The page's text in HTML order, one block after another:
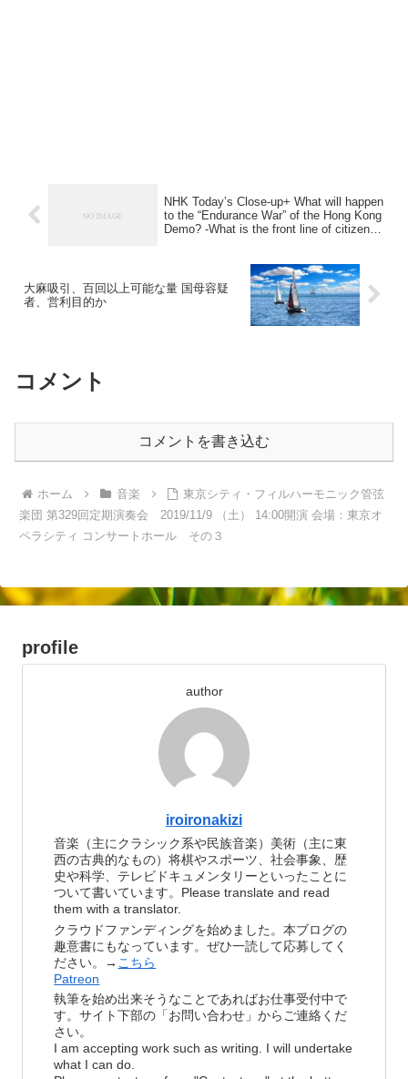
NHK Today’s Close-up+ What will happen
to the “Endurance War” of the Hong Kong
Demo? -What is the front line of citizens
大麻吸引、百回以上可能な量 国母容疑
者、営利目的か
コメント
コメントを書き込む
ホーム 音楽
東京シティ・フィルハーモニック管弦
楽団 第329回定期演奏会 2019/11/9 （土） 14:00開演 会場：東京オ
ペラシティ コンサートホール その３
profile
author
iroironakizi
音楽（主にクラシック系や民族音楽）美術（主に東
西の古典的なもの）将棋やスポーツ、社会事象、歴
史や科学、テレビドキュメンタリーといったことに
ついて書いています。Please translate and read
them with a translator.
クラウドファンディングを始めました。本ブログの
趣意書にもなっています。ぜひ一読して応募してく
ださい。→ こちら
Patreon
執筆を始め出来そうなことであればお仕事受付中で
す。サイト下部の「お問い合わせ」からご連絡くだ
さい。
I am accepting work such as writing. I will undertake
what I can do.